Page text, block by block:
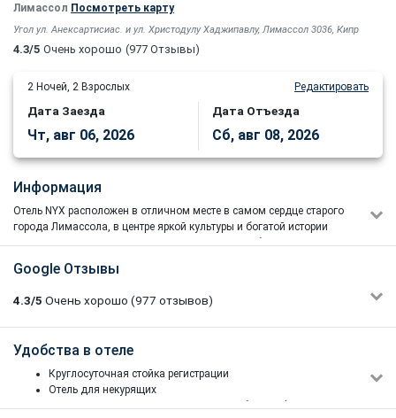
Лимассол Посмотреть карту
Угол ул. Анексартисиас. и ул. Христодулу Хаджипавлу, Лимассол 3036, Кипр
4.3/5 Очень хорошо (977 Отзывы)
2 Ночей, 2 Взрослых Редактировать
Дата Заезда
Чт, авг 06, 2026
Дата Отъезда
Сб, авг 08, 2026
Информация
Отель NYX расположен в отличном месте в самом сердце старого
города Лимассола, в центре яркой культуры и богатой истории
города. Стильный декор воплощает идеалы свободы, молодости
впечатления от отдыха на Кипре.
достопримечательностей Лимассола, как порт, Лимассольский
Роскошные номера и люксы элегантно оформлены, обставлены
со вкусом, смелыми цветами и очаровательными принтами,
которые сделают ваше пребывание в Лимассоле незабываемым.
Google Отзывы
4.3/5 Очень хорошо (977 отзывов)
Julia
Очень-очень шумно! Останавливаясь здесь, готовьтесь, что
не будете спать ни одной ночи! Дорога, музыка с
набережной, крики и песни прохожих - как будто прямо у
Удобства в отеле
Круглосуточная стойка регистрации
Отель для некурящих
Отель, где разрешено размещение с собаками (до 8 кг -